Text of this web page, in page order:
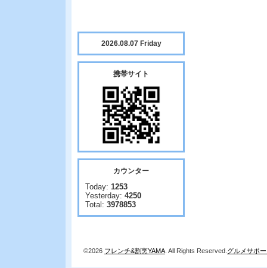
2026.08.07 Friday
携帯サイト
カウンター
Today: 1253
Yesterday: 4250
Total: 3978853
©2026 フレンチ&割烹YAMA . All Rights Reserved. グルメサポ